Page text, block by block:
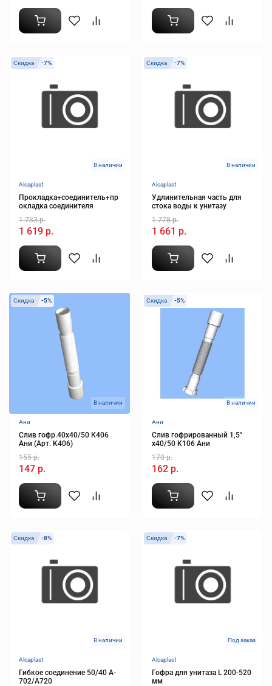
Скидка -7%
В наличии
Alcaplast
Прокладка+соединитель+пр
окладка соединителя
1 733 р.
1 619 р.
Скидка -7%
В наличии
Alcaplast
Удлинительная часть для
стока воды к унитазу
1 778 р.
1 661 р.
Скидка -5%
В наличии
Ани
Слив гофр.40х40/50 К406
Ани (Арт. K406)
155 р.
147 р.
Скидка -5%
В наличии
Ани
Слив гофрированный 1,5"
х40/50 K106 Ани
170 р.
162 р.
Скидка -8%
В наличии
Alcaplast
Гибкое соединение 50/40 A-
702/A720
Скидка -7%
Под заказ
Alcaplast
Гофра для унитаза L 200-520
мм